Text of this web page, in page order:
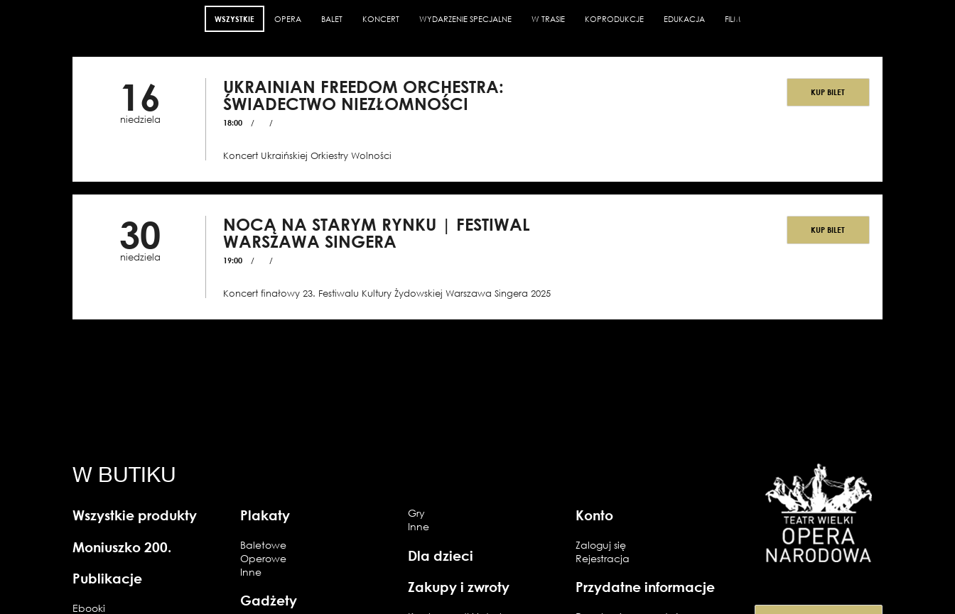
WSZYSTKIE OPERA BALET KONCERT WYDARZENIE SPECJALNE W TRASIE KOPRODUKCJE EDUKACJA FILM
16
niedziela
UKRAINIAN FREEDOM ORCHESTRA:
ŚWIADECTWO NIEZŁOMNOŚCI
18:00 / /
Koncert Ukraińskiej Orkiestry Wolności
KUP BILET
30
niedziela
NOCĄ NA STARYM RYNKU | FESTIWAL
WARSZAWA SINGERA
19:00 / /
Koncert finałowy 23. Festiwalu Kultury Żydowskiej Warszawa Singera 2025
KUP BILET
W BUTIKU
Wszystkie produkty
Moniuszko 200.
Publikacje
Ebooki
Plakaty
Baletowe
Operowe
Inne
Gadżety
Gry
Inne
Dla dzieci
Zakupy i zwroty
Konto
Zaloguj się
Rejestracja
Przydatne informacje